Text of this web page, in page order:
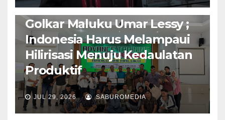
Isi Materi LK-III HMI, Ketua
Golkar Maluku Umar Lessy ;
Indonesia Harus Melampaui
Hilirisasi Menuju Kedaulatan
Produktif
JUL 29, 2026 SABUROMEDIA